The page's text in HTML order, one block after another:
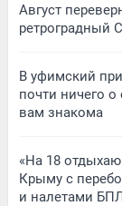
Август
ретроградный
В уфимский
почти ничего
вам знакома
«На 18
Крыму с
и налетами